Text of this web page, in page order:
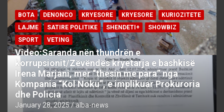
BOTA DENONCO KRYESORE KRYESORE
KURIOZITETE
LAJME
SATIRE POLITIKE SHENDETI+
SHOWBIZ
SPORT
VETING
Video:Saranda nën thundrën e
korrupsionit/Zëvëndës kryetarja e bashkisë
Irena Marjani, mer “thesin me para” nga
Kompania “Kol Noku”, e implikuar Prokuroria
dhe Policia
January 28, 2025 alba-news